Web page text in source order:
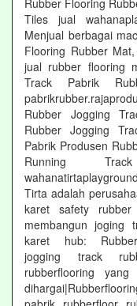
Rubber Flooring
Tiles jual
Menjual berbagai
Flooring Rubber
jual rubber flooring
Track Pabrik
Rubber Jogging
Rubber Jogging
Pabrik Produsen
Running
Tirta adalah
karet safety rubber
membangun joging
karet hub:
jogging track
rubberflooring